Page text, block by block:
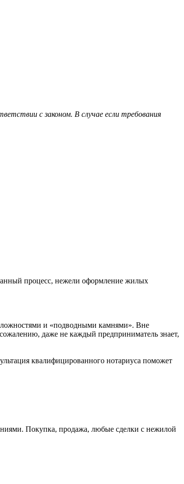
с законом. В случае если требования
процесс, нежели оформление жилых
и «подводными камнями». Вне
даже не каждый предприниматель знает,
квалифицированного нотариуса поможет
Покупка, продажа, любые сделки с нежилой